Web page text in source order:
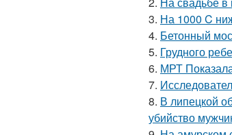
3. На 1000 C
4. Бетонный
5. Грудного
6. МРТ
7.
8. В липецкой
убийство